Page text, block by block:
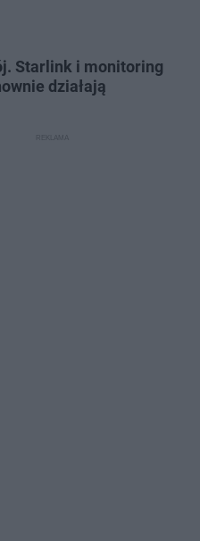
Starlink i monitoring
działają